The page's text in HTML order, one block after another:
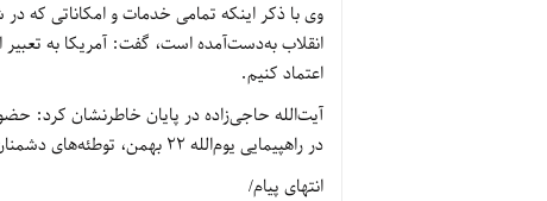
وی با ذکر اینکه تمامی خدمات و امکاناتی که
انقلاب به‌دست‌آمده است، گفت: آمریکا به
اعتماد کنیم.
آیت‌الله حاجی‌زاده در پایان خاطرنشان کرد:
در راهپیمایی یوم‌الله 22 بهمن، توطئه‌های دشمنان را خنثی می‌کند.
انتهای پیام/